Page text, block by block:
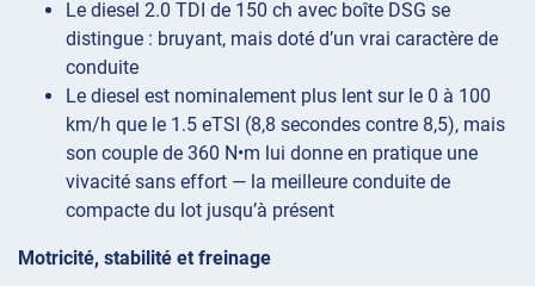
Le diesel 2.0 TDI de 150 ch avec boîte DSG se
distingue : bruyant, mais doté d’un vrai caractère de
conduite
Le diesel est nominalement plus lent sur le 0 à 100
km/h que le 1.5 eTSI (8,8 secondes contre 8,5), mais
son couple de 360 N•m lui donne en pratique une
vivacité sans effort — la meilleure conduite de
compacte du lot jusqu’à présent
Motricité, stabilité et freinage